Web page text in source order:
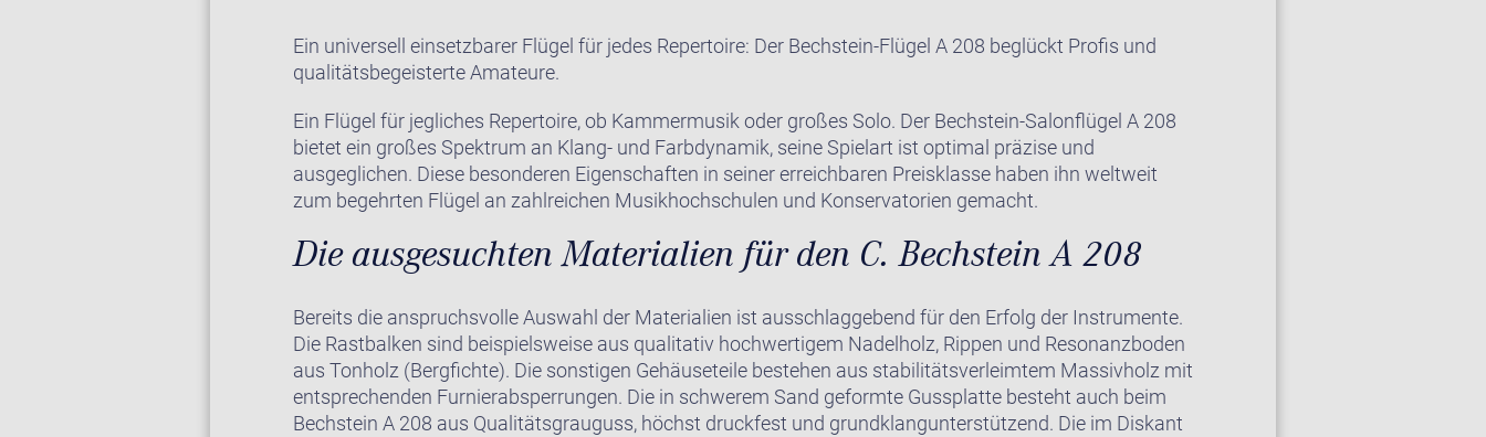
Ein universell einsetzbarer Flügel für jedes Repertoire: Der Bechstein-Flügel A 208 beglückt Profis und
qualitätsbegeisterte Amateure.
Ein Flügel für jegliches Repertoire, ob Kammermusik oder großes Solo. Der Bechstein-Salonflügel A 208
bietet ein großes Spektrum an Klang- und Farbdynamik, seine Spielart ist optimal präzise und
ausgeglichen. Diese besonderen Eigenschaften in seiner erreichbaren Preisklasse haben ihn weltweit
zum begehrten Flügel an zahlreichen Musikhochschulen und Konservatorien gemacht.
Die ausgesuchten Materialien für den C. Bechstein A 208
Bereits die anspruchsvolle Auswahl der Materialien ist ausschlaggebend für den Erfolg der Instrumente.
Die Rastbalken sind beispielsweise aus qualitativ hochwertigem Nadelholz, Rippen und Resonanzboden
aus Tonholz (Bergfichte). Die sonstigen Gehäuseteile bestehen aus stabilitätsverleimtem Massivholz mit
entsprechenden Furnierabsperrungen. Die in schwerem Sand geformte Gussplatte besteht auch beim
Bechstein A 208 aus Qualitätsgrauguss, höchst druckfest und grundklangunterstützend. Die im Diskant